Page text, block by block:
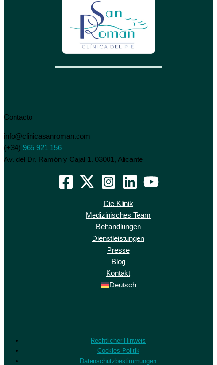
Contacto
info@clinicasanroman.com
(+34) 965 921 156
Av. del Dr. Ramón y Cajal 1. 03001, Alicante
Die Klinik
Medizinisches Team
Behandlungen
Dienstleistungen
Presse
Blog
Kontakt
Deutsch
Rechtlicher Hinweis
Cookies Politik
Datenschutzbestimmungen